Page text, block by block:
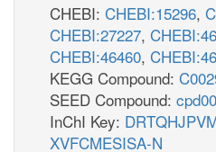
CHEBI: CHEBI:15296,
CHEBI:27227,
CHEBI:46460,
KEGG Compound:
SEED Compound:
InChI Key:
XVFCMESISA-N